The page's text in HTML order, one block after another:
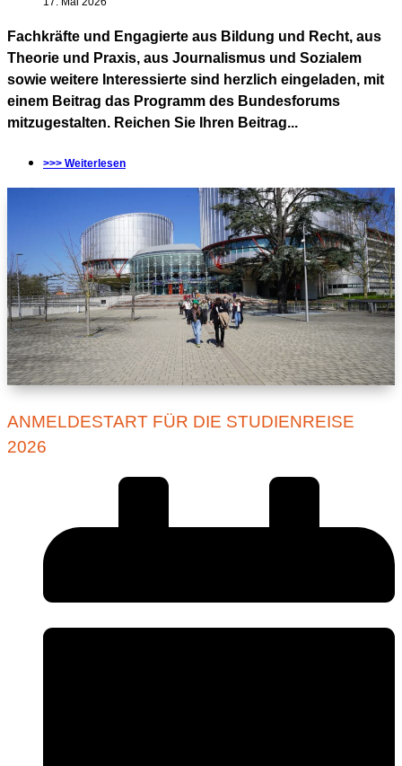
Fachkräfte und Engagierte aus Bildung und Recht, aus
Theorie und Praxis, aus Journalismus und Sozialem
sowie weitere Interessierte sind herzlich eingeladen, mit
einem Beitrag das Programm des Bundesforums
mitzugestalten. Reichen Sie Ihren Beitrag...
>>> Weiterlesen
ANMELDESTART FÜR DIE STUDIENREISE
2026